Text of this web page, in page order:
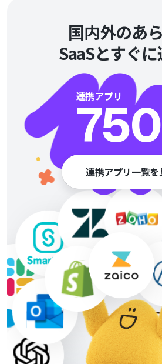
国内外のあ
SaaSとすぐに
連携アプリ
750
連携アプリ一覧を